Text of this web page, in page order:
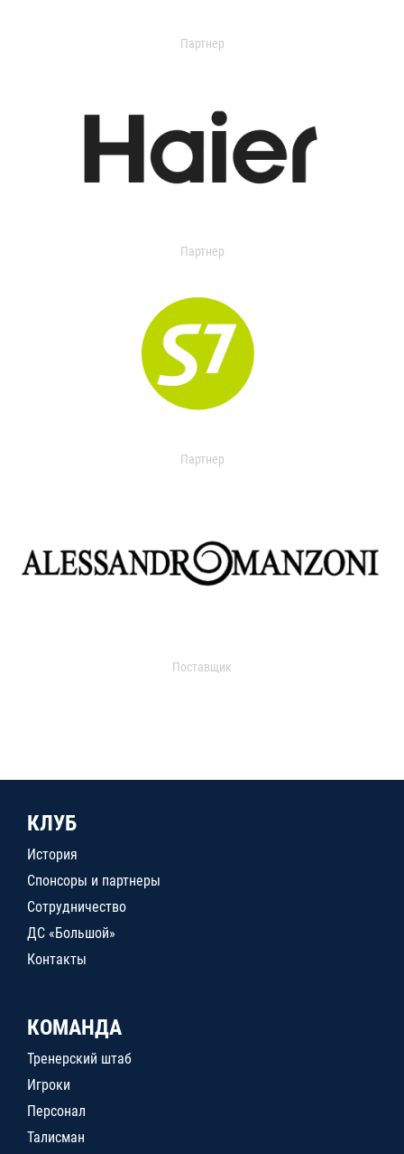
Партнер
Партнер
Партнер
Поставщик
КЛУБ
История
Спонсоры и партнеры
Сотрудничество
ДС «Большой»
Контакты
КОМАНДА
Тренерский штаб
Игроки
Персонал
Талисман